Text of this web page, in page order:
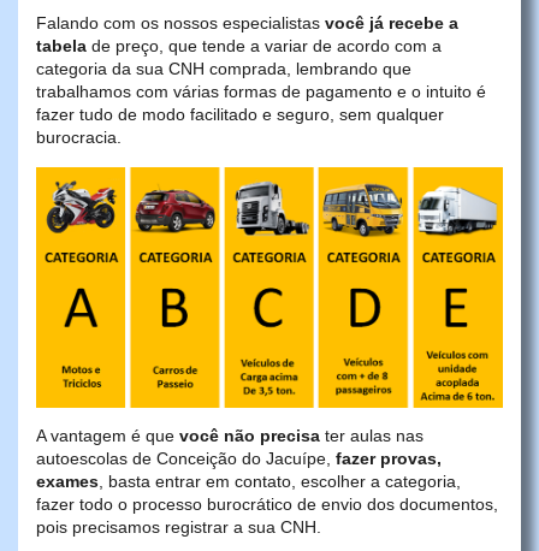
Falando com os nossos especialistas você já recebe a
tabela de preço, que tende a variar de acordo com a
categoria da sua CNH comprada, lembrando que
trabalhamos com várias formas de pagamento e o intuito é
fazer tudo de modo facilitado e seguro, sem qualquer
burocracia.
A vantagem é que você não precisa ter aulas nas
autoescolas de Conceição do Jacuípe, fazer provas,
exames, basta entrar em contato, escolher a categoria,
fazer todo o processo burocrático de envio dos documentos,
pois precisamos registrar a sua CNH.